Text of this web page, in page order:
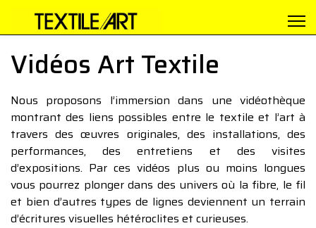
Vidéos Art Textile
Nous proposons l’immersion dans une vidéothèque
montrant des liens possibles entre le textile et l’art à
travers des œuvres originales, des installations, des
performances, des entretiens et des visites
d’expositions. Par ces vidéos plus ou moins longues
vous pourrez plonger dans des univers où la fibre, le fil
et bien d’autres types de lignes deviennent un terrain
d’écritures visuelles hétéroclites et curieuses.